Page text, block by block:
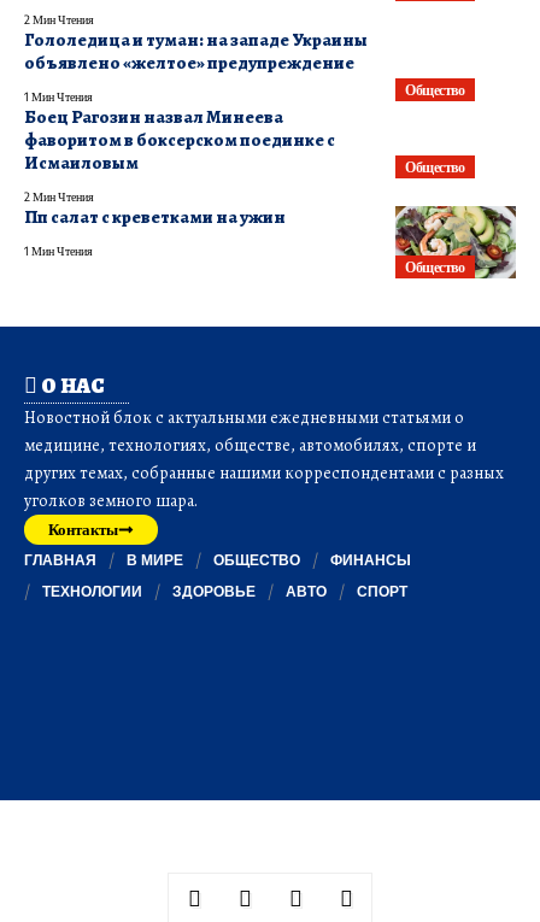
2 Мин Чтения
Общество
Гололедица и туман: на западе Украины
объявлено «желтое» предупреждение
1 Мин Чтения
Общество
Боец Рагозин назвал Минеева
фаворитом в боксерском поединке с
Исмаиловым
2 Мин Чтения
Общество
Пп салат с креветками на ужин
1 Мин Чтения
О НАС
Новостной блок с актуальными ежедневными статьями о
медицине, технологиях, обществе, автомобилях, спорте и
других темах, собранные нашими корреспондентами с разных
уголков земного шара.
Контакты
ГЛАВНАЯ В МИРЕ ОБЩЕСТВО
ФИНАНСЫ
ТЕХНОЛОГИИ
ЗДОРОВЬЕ АВТО СПОРТ